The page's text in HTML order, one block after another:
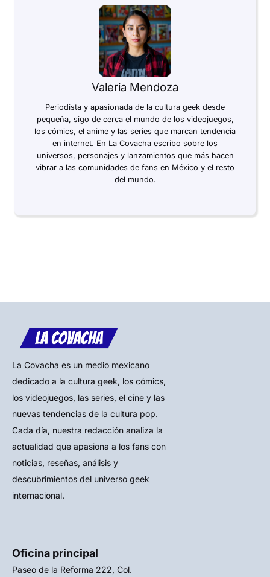
Valeria Mendoza
Periodista y apasionada de la cultura geek desde
pequeña, sigo de cerca el mundo de los videojuegos,
los cómics, el anime y las series que marcan tendencia
en internet. En La Covacha escribo sobre los
universos, personajes y lanzamientos que más hacen
vibrar a las comunidades de fans en México y el resto
del mundo.
La Covacha es un medio mexicano
dedicado a la cultura geek, los cómics,
los videojuegos, las series, el cine y las
nuevas tendencias de la cultura pop.
Cada día, nuestra redacción analiza la
actualidad que apasiona a los fans con
noticias, reseñas, análisis y
descubrimientos del universo geek
internacional.
Oficina principal
Paseo de la Reforma 222, Col.